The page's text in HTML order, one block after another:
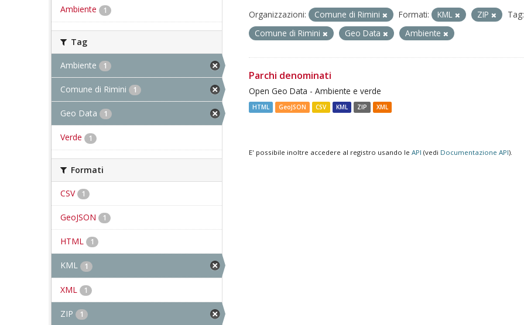
Ambiente 1
Tag
Ambiente 1
Comune di Rimini 1
Geo Data 1
Verde 1
Formati
CSV 1
GeoJSON 1
HTML 1
KML 1
XML 1
ZIP 1
Organizzazioni: Comune di Rimini Formati: KML ZIP
Tag:
Comune di Rimini
Geo Data Ambiente
Parchi denominati
Open Geo Data - Ambiente e verde
HTML GeoJSON CSV KML ZIP XML
E' possibile inoltre accedere al registro usando le API (vedi Documentazione API).